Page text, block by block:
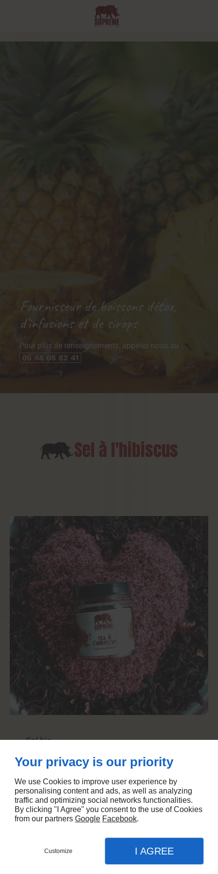
Fournisseur de boissons détox,
d’infusions et de sirops
Pour plus de renseignements, appelez-nous au
06 48 08 82 41
Sel à l'hibiscus
Sel bio
brisures d'hibiscus.
Il est conseillé de le consommer sur une viande
grillée, ou un poisson grillé, des légumes
vapeur, des œufs à la coque, des tomates à
la mozzarella...
Contactez-nous
Your privacy is our priority
We use Cookies to improve user experience by
personalising content and ads, as well as analyzing
traffic and optimizing social networks functionalities.
By clicking "I Agree" you consent to the use of Cookies
from our partners Google Facebook.
Customize I AGREE